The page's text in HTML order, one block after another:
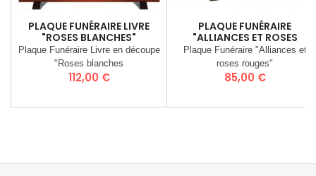
PLAQUE FUNÉRAIRE LIVRE
"ROSES BLANCHES"
Plaque Funéraire Livre en découpe
"Roses blanches
Prix
112,00 €
PLAQUE FUNÉRAIRE
"ALLIANCES ET ROSES
ROUGES"
Plaque Funéraire "Alliances et
roses rouges"
Prix
85,00 €